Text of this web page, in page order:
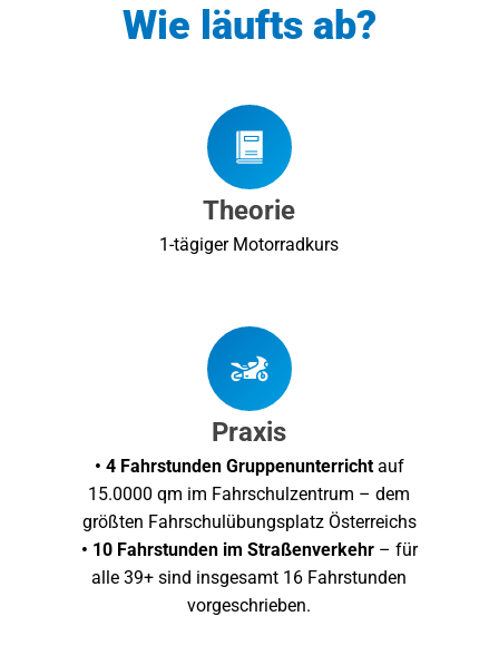
Wie läufts ab?
Theorie
1-tägiger Motorradkurs
Praxis
• 4 Fahrstunden Gruppenunterrichtauf
15.0000 qm im Fahrschulzentrum – dem
größten Fahrschulübungsplatz Österreichs
• 10 Fahrstunden im Straßenverkehr– für
alle 39+ sind insgesamt 16 Fahrstunden
vorgeschrieben.